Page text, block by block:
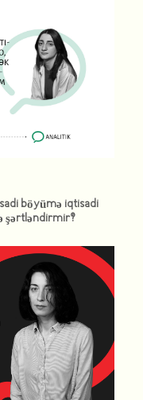
böyümə iqtisadi
şərtləndirmir?